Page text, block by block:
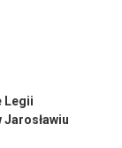
Legii
Jarosławiu